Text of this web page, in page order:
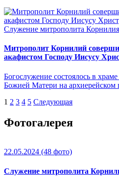
Служение митрополита Корнилия
Митрополит Корнилий
акафистом Господу Иисусу
Богослужение состоялось в
Божией Матери на архиерейском
1 2 3 4 5 Следующая
Фотогалерея
22.05.2024 (48 фото)
Служение митрополита